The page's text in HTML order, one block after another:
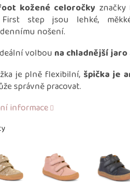
kožené celoročky značky
step jsou lehké,
nošení.
volbou na chladnější jaro
je plně flexibilní, špička je
správně pracovat.
informace